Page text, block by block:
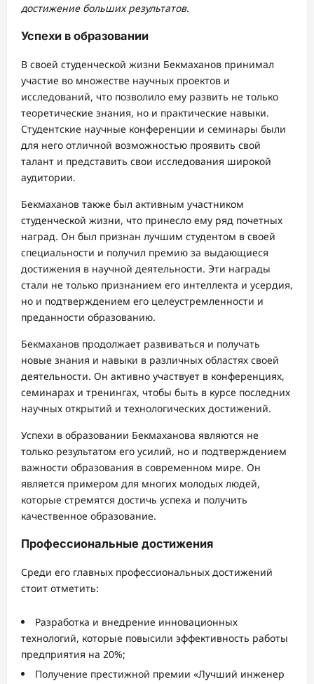
достижение больших результатов.
Успехи в образовании
В своей студенческой жизни Бекмаханов принимал
участие во множестве научных проектов и
исследований, что позволило ему развить не только
теоретические знания, но и практические навыки.
Студентские научные конференции и семинары были
для него отличной возможностью проявить свой
талант и представить свои исследования широкой
аудитории.
Бекмаханов также был активным участником
студенческой жизни, что принесло ему ряд почетных
наград. Он был признан лучшим студентом в своей
специальности и получил премию за выдающиеся
достижения в научной деятельности. Эти награды
стали не только признанием его интеллекта и усердия,
но и подтверждением его целеустремленности и
преданности образованию.
Бекмаханов продолжает развиваться и получать
новые знания и навыки в различных областях своей
деятельности. Он активно участвует в конференциях,
семинарах и тренингах, чтобы быть в курсе последних
научных открытий и технологических достижений.
Успехи в образовании Бекмаханова являются не
только результатом его усилий, но и подтверждением
важности образования в современном мире. Он
является примером для многих молодых людей,
которые стремятся достичь успеха и получить
качественное образование.
Профессиональные достижения
Среди его главных профессиональных достижений
стоит отметить:
Разработка и внедрение инновационных
технологий, которые повысили эффективность работы
предприятия на 20%;
Получение престижной премии «Лучший инженер